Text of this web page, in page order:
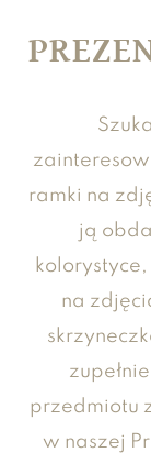
ramki na
ją
na
przedmiotu
w naszej